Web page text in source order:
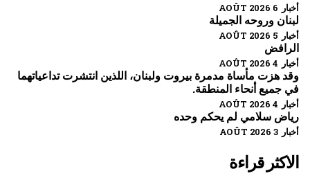
أخبار 6 AOÛT 2026
لبنان وروحه الجميلة
أخبار 5 AOÛT 2026
الرافض
أخبار 4 AOÛT 2026
وقد هزت مأساة مدمرة بيروت ولبنان، اللذين انتشرت تداعياتهما
في جميع أنحاء المنطقة.
أخبار 4 AOÛT 2026
رياض سلامي لم يحكم وحده
أخبار 3 AOÛT 2026
الاكثر قراءة